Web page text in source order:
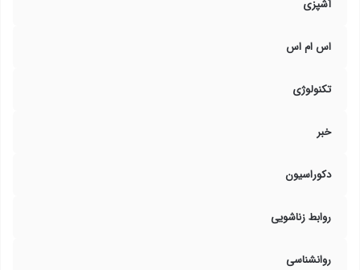
آشپزی
اس ام اس
تکنولوژی
خبر
دکوراسیون
روابط زناشویی
روانشناسی